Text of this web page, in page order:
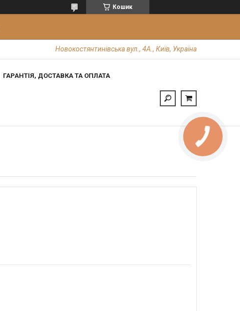
Кошик
Новокостянтинівська вул., 4А., Київ, Україна
ГАРАНТІЯ, ДОСТАВКА ТА ОПЛАТА